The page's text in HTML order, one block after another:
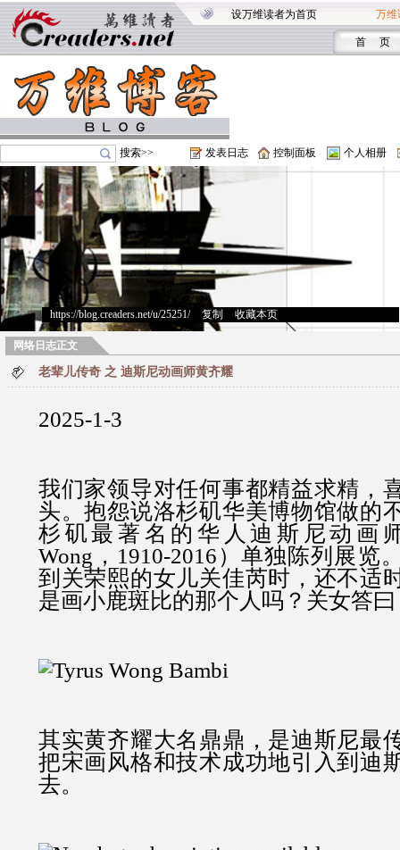
设万维读者为首页 万维
首 页
搜索>> 发表日志 控制面板 个人相册
https://blog.creaders.net/u/25251/> 复制 收藏本页
网络日志正文
老辈儿传奇 之 迪斯尼动画师黄齐耀
2025-1-3
我们家领导对任何事都精益求精，
头。抱怨说洛杉矶华美博物馆做的
杉矶最著名的华人迪斯尼动画
Wong，1910-2016 ）单独陈列展览
到关荣熙的女儿关佳芮时，还不适
是画小鹿斑比的那个人吗？关女答
其实黄齐耀大名鼎鼎，是迪斯尼最
把宋画风格和技术成功地引入到迪
去。